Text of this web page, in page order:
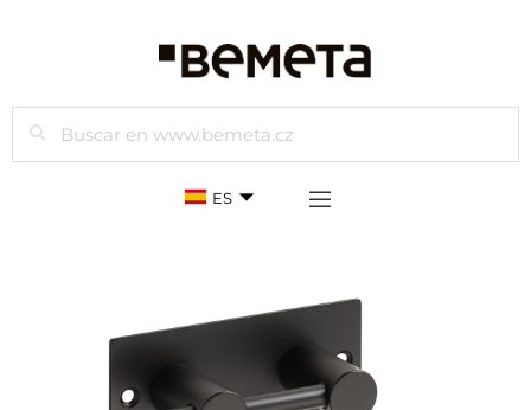
Buscar
ES